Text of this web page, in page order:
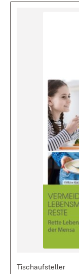
Tischaufsteller